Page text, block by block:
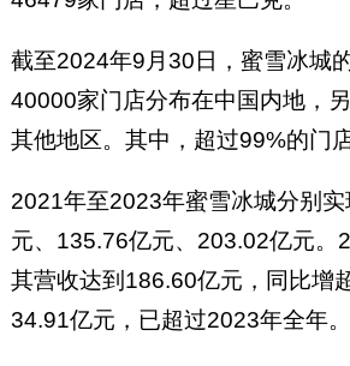
截至2024年9月30日，蜜雪冰城
40000家门店分布在中国内地，
其他地区。其中，超过99%的门
2021年至2023年蜜雪冰城分别
元、135.76亿元、203.02亿元。
其营收达到186.60亿元，同比增
34.91亿元，已超过2023年全年。